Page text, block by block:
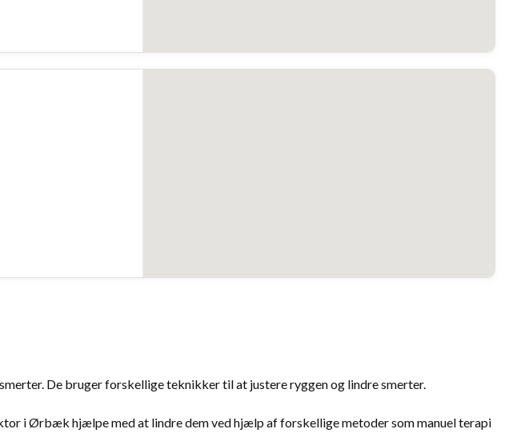
De bruger forskellige teknikker til at justere ryggen og lindre smerter.
i Ørbæk hjælpe med at lindre dem ved hjælp af forskellige metoder som manuel terapi